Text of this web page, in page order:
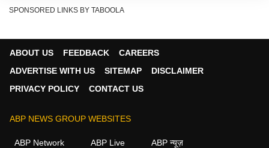
कौन हैं नेहल सोलंकी?
SPONSORED LINKS BY TABOOLA
ABOUT US FEEDBACK
CAREERS
ADVERTISE WITH US
SITEMAP
DISCLAIMER
PRIVACY POLICY
CONTACT US
ABP NEWS GROUP WEBSITES
ABP Network ABP Live ABP न्यूज़